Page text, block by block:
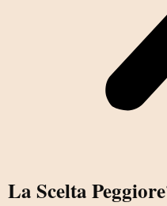
La Scelta